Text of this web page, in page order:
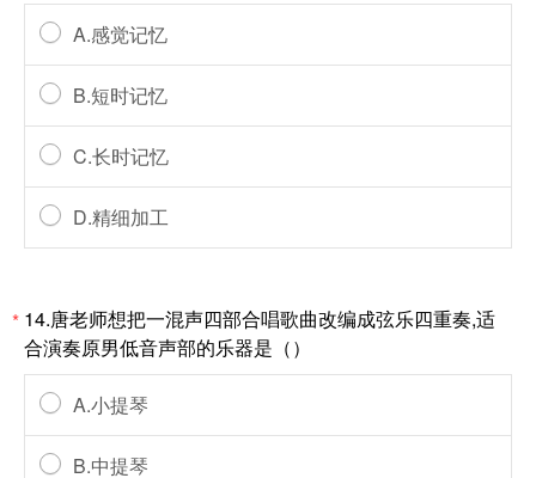
A.感觉记忆
B.短时记忆
C.长时记忆
D.精细加工
* 14.唐老师想把一混声四部合唱歌曲改编成弦乐四重奏,适
合演奏原男低音声部的乐器是（）
A.小提琴
B.中提琴